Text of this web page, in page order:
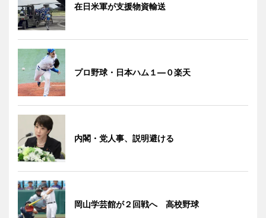
在日米軍が支援物資輸送
プロ野球・日本ハム１―０楽天
内閣・党人事、説明避ける
岡山学芸館が２回戦へ 高校野球